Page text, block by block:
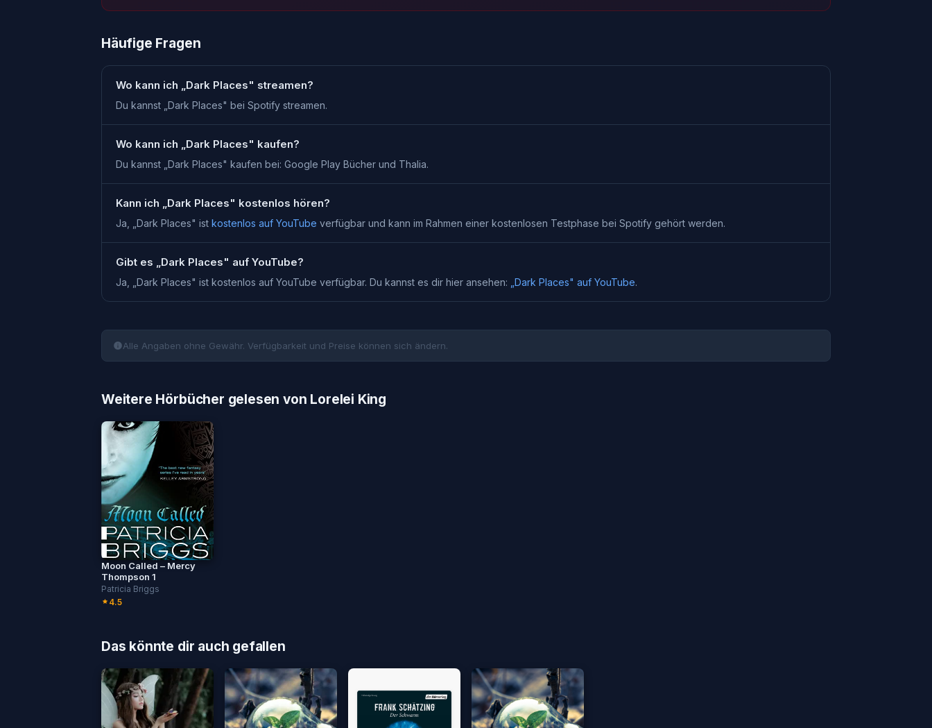
Häufige Fragen
Wo kann ich „Dark Places" streamen?
Du kannst „Dark Places" bei Spotify streamen.
Wo kann ich „Dark Places" kaufen?
Du kannst „Dark Places" kaufen bei: Google Play Bücher und Thalia.
Kann ich „Dark Places" kostenlos hören?
Ja, „ Dark Places" ist kostenlos auf YouTube verfügbar und kann im Rahmen einer kostenlosen Testphase bei Spotify gehört werden.
Gibt es „Dark Places" auf YouTube?
Ja, „ Dark Places" ist kostenlos auf YouTube verfügbar. Du kannst es dir hier ansehen: Dark Places" auf YouTube.
Alle Angaben ohne Gewähr. Verfügbarkeit und Preise können sich ändern.
Weitere Hörbücher gelesen von Lorelei King
Moon Called – Mercy
Thompson 1
Patricia Briggs
4.5
Das könnte dir auch gefallen